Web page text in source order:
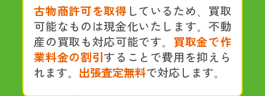
古物商許可を取得 しているため、買取
可能なものは現金化いたします。不動
産の買取も対応可能です。 買取金で作
業料金の割引 することで費用を抑えら
れます。 出張査定無料で対応します。